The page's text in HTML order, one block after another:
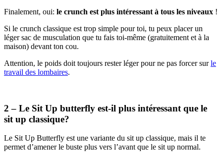
Finalement, oui: le crunch est plus intéressant à tous les niveaux !
Si le crunch classique est trop simple pour toi, tu peux placer un
léger sac de musculation que tu fais toi-même (gratuitement et à la
maison) devant ton cou.
Attention, le poids doit toujours rester léger pour ne pas forcer surle
travail des lombaires.
2 – Le Sit Up butterfly est-il plus intéressant que le
sit up classique?
Le Sit Up Butterfly est une variante du sit up classique, mais il te
permet d’amener le buste plus vers l’avant que le sit up normal.